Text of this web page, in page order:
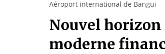
Aéroport international de Bangui
Nouvel
moderne